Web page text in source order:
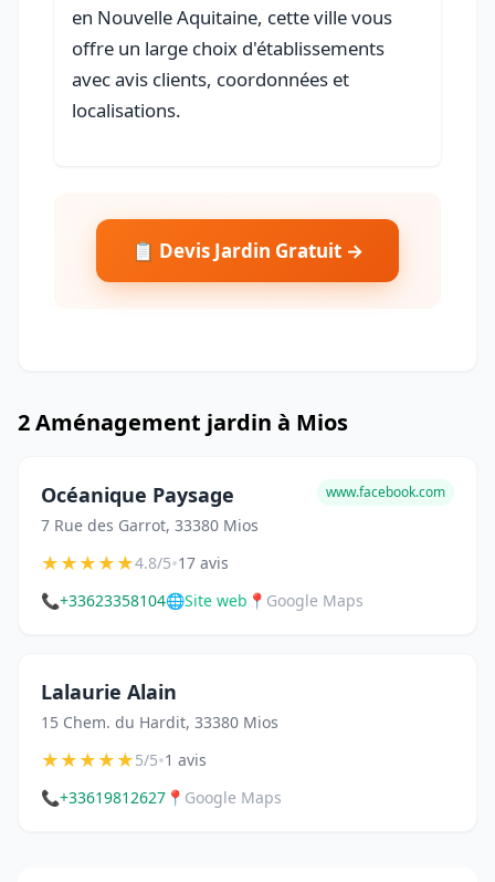
en Nouvelle Aquitaine, cette ville vous
offre un large choix d'établissements
avec avis clients, coordonnées et
localisations.
📋 Devis Jardin Gratuit →
2 Aménagement jardin à Mios
Océanique Paysage
7 Rue des Garrot, 33380 Mios
www.facebook.com
★★★★★4.8/5•17 avis
📞+33623358104🌐Site web 📍 Google Maps
Lalaurie Alain
15 Chem. du Hardit, 33380 Mios
★★★★★5/5•1 avis
📞+33619812627 📍 Google Maps